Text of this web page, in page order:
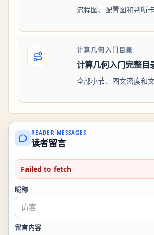
流程图、配置图和判断卡
计算几何入门目录
计算几何入门完整目
全部小节、图文密度和文
READER MESSAGES
读者留言
Failed to fetch
昵称
留言内容